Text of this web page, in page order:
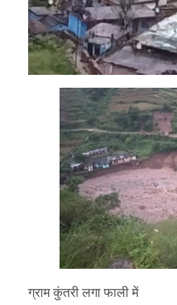
ग्राम कुंतरी लगा फाली में